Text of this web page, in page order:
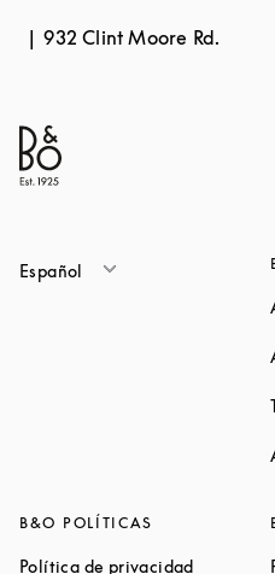
932 Clint Moore Rd.
Español
B&O POLÍTICAS
Política de privacidadLink